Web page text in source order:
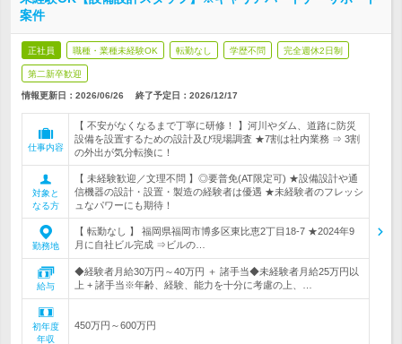
案件
正社員 職種・業種未経験OK 転勤なし 学歴不問 完全週休2日制
第二新卒歓迎
情報更新日：2026/06/26 終了予定日： 2026/12/17
仕事内容
【 不安がなくなるまで丁寧に研修！ 】河川やダム、道路に防災
設備を設置するための設計及び現場調査 ★7割は社内業務 ⇒ 3割
の外出が気分転換に！
対象と
なる方
【 未経験歓迎／文理不問 】◎要普免(AT限定可) ★設備設計や通
信機器の設計・設置・製造の経験者は優遇 ★未経験者のフレッシ
ュなパワーにも期待！
勤務地
【 転勤なし 】 福岡県福岡市博多区東比恵2丁目18-7 ★2024年9
月に自社ビル完成 ⇒ビルの…
給与
◆経験者月給30万円～40万円 ＋ 諸手当◆未経験者月給25万円以
上 + 諸手当※年齢、経験、能力を十分に考慮の上、…
初年度
年収
450万円～600万円